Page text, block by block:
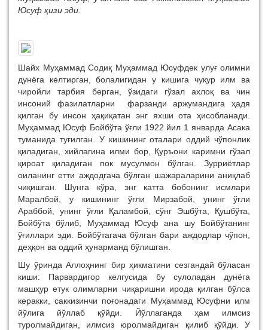
Юсуф қизи эди.
Шайх Муҳаммад Содиқ Муҳаммад Юсуфдек улуғ олимни
дунёга келтирган, болалигидан у кишига чуқур илм ва
чиройли тарбия берган, ўзидаги гўзал ахлоқ ва чин
инсоний фазилатларни фарзанди аржумандига ҳадя
қилган бу инсон ҳақиқатан энг яхши ота ҳисобланади.
Муҳаммад Юсуф Бойбўта ўғли 1922 йил 1 январда Асака
туманида туғилган. У кишининг оталари оддий чўпонлик
қиладиган, хийлагина илми бор, Қуръони каримни гўзал
қироат қиладиган пок мусулмон бўлган. Зурриётлар
оиланинг етти аждодгача бўлган шажараларини аниқлаб
чиқишган. Шунга кўра, энг катта бобонинг исмлари
Маралбой, у кишининг ўғли Мирзабой, унинг ўғли
Араббой, унинг ўғли Қаламбой, сўнг Эшбўта, Қушбўта,
Бойбўта бўлиб, Муҳаммад Юсуф ана шу Бойбўтанинг
ўғиллари эди. Бойбўтагача бўлган бари аждодлар чўпон,
деҳқон ва оддий ҳунарманд бўлишган.
Шу ўринда Аллоҳнинг бир ҳикматини сезгандай бўласан
киши: Парвардигор келгусида бу сулоладан дунёга
машҳур етук олимларни чиқаришни ирода қилган бўлса
керакки, саккизинчи поғонадаги Муҳаммад Юсуфни илм
йўлига йўллаб қўйди. Йўллаганда ҳам илмсиз
туролмайдиган, илмсиз юролмайдиган қилиб қўйди. У